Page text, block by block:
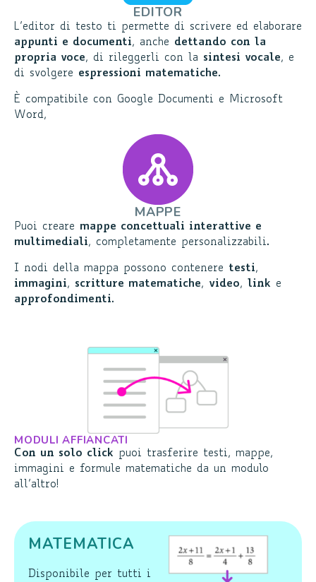
EDITOR
L’editor di testo ti permette di scrivere ed elaborare
appunti e documenti, anche dettando con la
propria voce, di rileggerli con la sintesi vocale, e
di svolgere espressioni matematiche.
È compatibile con Google Documenti e Microsoft
Word,
MAPPE
Puoi creare mappe concettuali interattive e
multimediali, completamente personalizzabili.
I nodi della mappa possono contenere testi,
immagini, scritture matematiche, video, link e
approfondimenti.
MODULI AFFIANCATI
Con un solo click puoi trasferire testi, mappe,
immagini e formule matematiche da un modulo
all’altro!
MATEMATICA
Disponibile per tutti i